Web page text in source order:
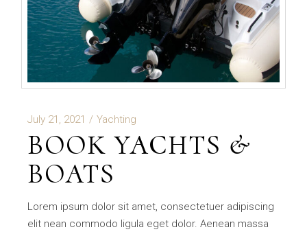
July 21, 2021 Yachting
BOOK YACHTS &
BOATS
Lorem ipsum dolor sit amet, consectetuer adipiscing
elit nean commodo ligula eget dolor. Aenean massa